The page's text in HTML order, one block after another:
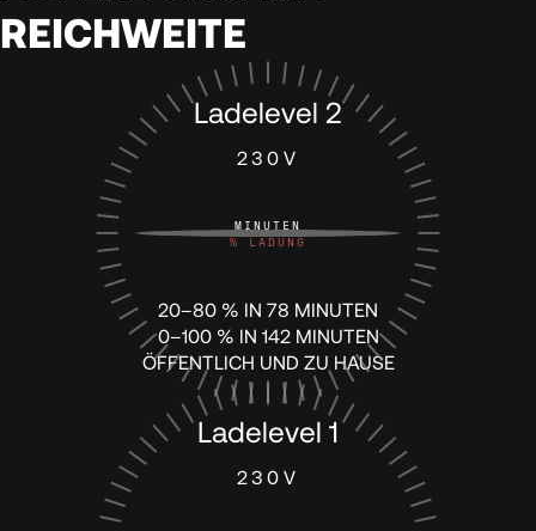
79
80
81
82
83
84
REICHWEITE
Ladelevel 2
230V
MINUTEN
%LADUNG
20–80 % IN 78 MINUTEN
0–100 % IN 142 MINUTEN
ÖFFENTLICH UND ZU HAUSE
Ladelevel 1
230V